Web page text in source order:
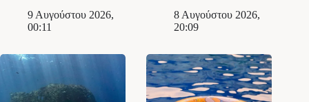
9 Αυγούστου 2026,
00:11
8 Αυγούστου 2026,
20:09